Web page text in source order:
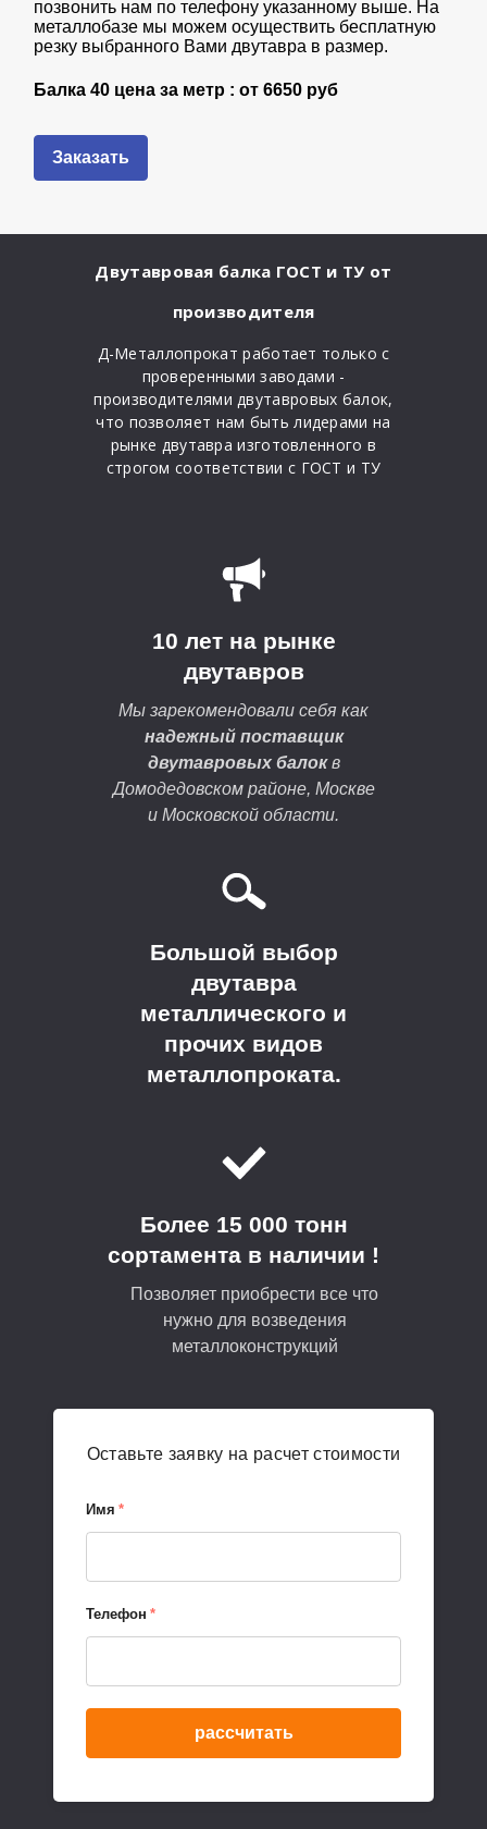
позвонить нам по телефону указанному выше. На
металлобазе мы можем осуществить бесплатную
резку выбранного Вами двутавра в размер.
Балка 40 цена за метр : от6650 руб
Заказать
Двутавровая балка ГОСТ и ТУ от
производителя
Д-Металлопрокат работает только с
проверенными заводами -
производителями двутавровых балок,
что позволяет нам быть лидерами на
рынке двутавра изготовленного в
строгом соответствии с ГОСТ и ТУ
10 лет на рынке
двутавров
Мы зарекомендовали себя как
надежный поставщик
двутавровых балокв
Домодедовском районе, Москве
и Московской области.
Большой выбор
двутавра
металлического и
прочих видов
металлопроката.
Более 15 000 тонн
сортамента в наличии !
Позволяет приобрести все что
нужно для возведения
металлоконструкций
Оставьте заявку на расчет стоимости
Имя *
Телефон *
рассчитать